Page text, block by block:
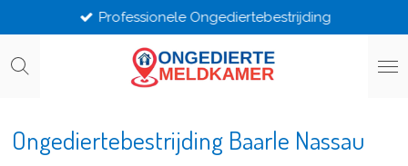
direct
naar
Professionele Ongediertebestrijding
Ongediertebestrijding Baarle Nassau